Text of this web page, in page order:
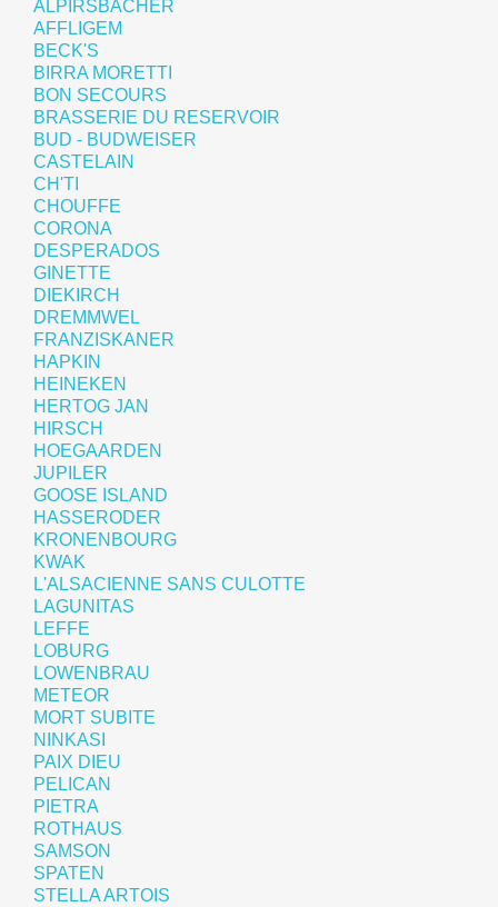
ALPIRSBACHER
AFFLIGEM
BECK'S
BIRRA MORETTI
BON SECOURS
BRASSERIE DU RESERVOIR
BUD - BUDWEISER
CASTELAIN
CH'TI
CHOUFFE
CORONA
DESPERADOS
GINETTE
DIEKIRCH
DREMMWEL
FRANZISKANER
HAPKIN
HEINEKEN
HERTOG JAN
HIRSCH
HOEGAARDEN
JUPILER
GOOSE ISLAND
HASSERODER
KRONENBOURG
KWAK
L'ALSACIENNE SANS CULOTTE
LAGUNITAS
LEFFE
LOBURG
LOWENBRAU
METEOR
MORT SUBITE
NINKASI
PAIX DIEU
PELICAN
PIETRA
ROTHAUS
SAMSON
SPATEN
STELLA ARTOIS